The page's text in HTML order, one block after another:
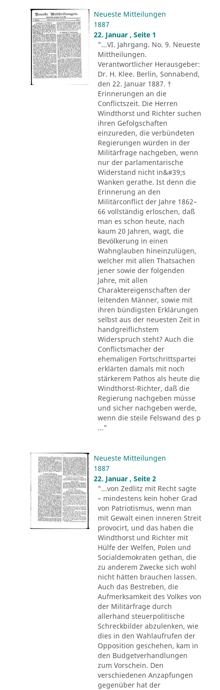
Neueste Mitteilungen
1887
22. Januar , Seite 1
"...VI. Jahrgang. No. 9. Neueste
Mittheilungen.
Verantwortlicher Herausgeber:
Dr. H. Klee. Berlin, Sonnabend,
den 22. Januar 1887. †
Erinnerungen an die
Conflictszeit. Die Herren
Windthorst und Richter suchen
ihren Gefolgschaften
einzureden, die verbündeten
Regierungen würden in der
Militärfrage nachgeben, wenn
nur der parlamentarische
Widerstand nicht in&#39;s
Wanken gerathe. Ist denn die
Erinnerung an den
Militärconflict der Jahre 1862–
66 vollständig erloschen, daß
man es schon heute, nach
kaum 20 Jahren, wagt, die
Bevölkerung in einen
Wahnglauben hineinzulügen,
welcher mit allen Thatsachen
jener sowie der folgenden
Jahre, mit allen
Charaktereigenschaften der
leitenden Männer, sowie mit
ihren bündigsten Erklärungen
selbst aus der neuesten Zeit in
handgreiflichstem
Widerspruch steht? Auch die
Conflictsmacher der
ehemaligen Fortschrittspartei
erklärten damals mit noch
stärkerem Pathos als heute die
Windthorst-Richter, daß die
Regierung nachgeben müsse
und sicher nachgeben werde,
wenn die steile Felswand des p
..."
Neueste Mitteilungen
1887
22. Januar , Seite 2
"...von Zedlitz mit Recht sagte
– mindestens kein hoher Grad
von Patriotismus, wenn man
mit Gewalt einen inneren Streit
provocirt, und das haben die
Windthorst und Richter mit
Hülfe der Welfen, Polen und
Socialdemokraten gethan, die
zu anderem Zwecke sich wohl
nicht hätten brauchen lassen.
Auch das Bestreben, die
Aufmerksamkeit des Volkes von
der Militärfrage durch
allerhand steuerpolitische
Schreckbilder abzulenken, wie
dies in den Wahlaufrufen der
Opposition geschehen, kam in
den Budgetverhandlungen
zum Vorschein. Den
verschiedenen Anzapfungen
gegenüber hat der